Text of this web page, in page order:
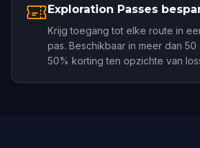
Exploration Passes
Krijg toegang tot elke route in
pas. Beschikbaar in meer dan
50% korting ten opzichte van